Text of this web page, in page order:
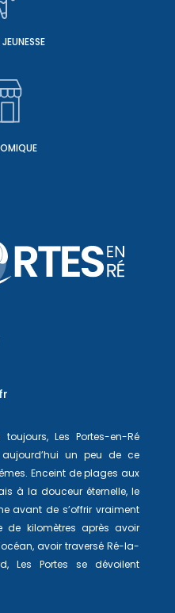
Les Portes-en-Ré
un peu de ce
Enceint de plages aux
à la douceur éternelle, le
avant de s’offrir vraiment
de kilomètres après avoir
avoir traversé Ré-la-
Les Portes se dévoilent